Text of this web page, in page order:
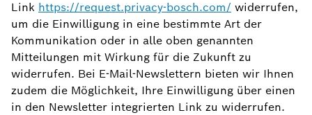
Link https://request.privacy-bosch.com/ widerrufen,
um die Einwilligung in eine bestimmte Art der
Kommunikation oder in alle oben genannten
Mitteilungen mit Wirkung für die Zukunft zu
widerrufen. Bei E-Mail-Newslettern bieten wir Ihnen
zudem die Möglichkeit, Ihre Einwilligung über einen
in den Newsletter integrierten Link zu widerrufen.